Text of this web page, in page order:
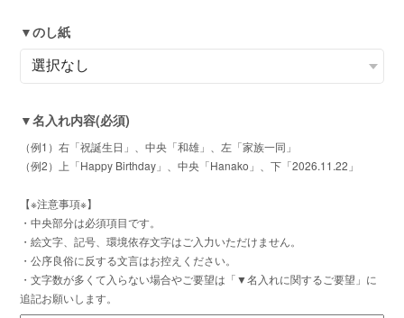
▼のし紙
▼名入れ内容(必須)
（例1）右「祝誕生日」、中央「和雄」、左「家族一同」
（例2）上「Happy Birthday」、中央「Hanako」、下「2026.11.22」
【※注意事項※】
・中央部分は必須項目です。
・絵文字、記号、環境依存文字はご入力いただけません。
・公序良俗に反する文言はお控えください。
・文字数が多くて入らない場合やご要望は「▼名入れに関するご要望」に
追記お願いします。